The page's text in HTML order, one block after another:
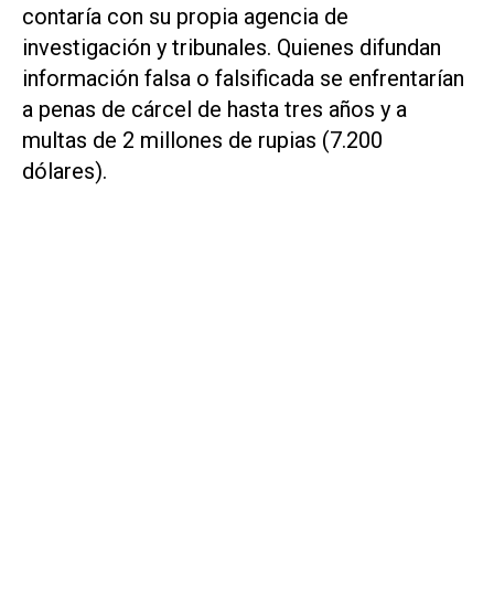
contaría con su propia agencia de
investigación y tribunales. Quienes difundan
información falsa o falsificada se enfrentarían
a penas de cárcel de hasta tres años y a
multas de 2 millones de rupias (7.200
dólares).